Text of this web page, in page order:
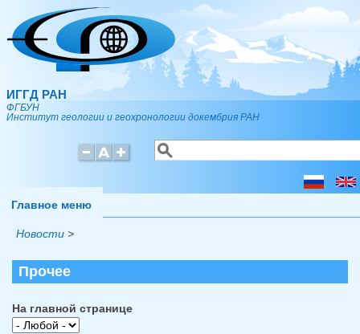
Перейти к основному содержанию
ИГГД РАН
ФГБУН
Институт геологии и геохронологии докембрия РАН
Форма поиска
Поиск
Главное меню
Новости >
Прочее
На главной странице